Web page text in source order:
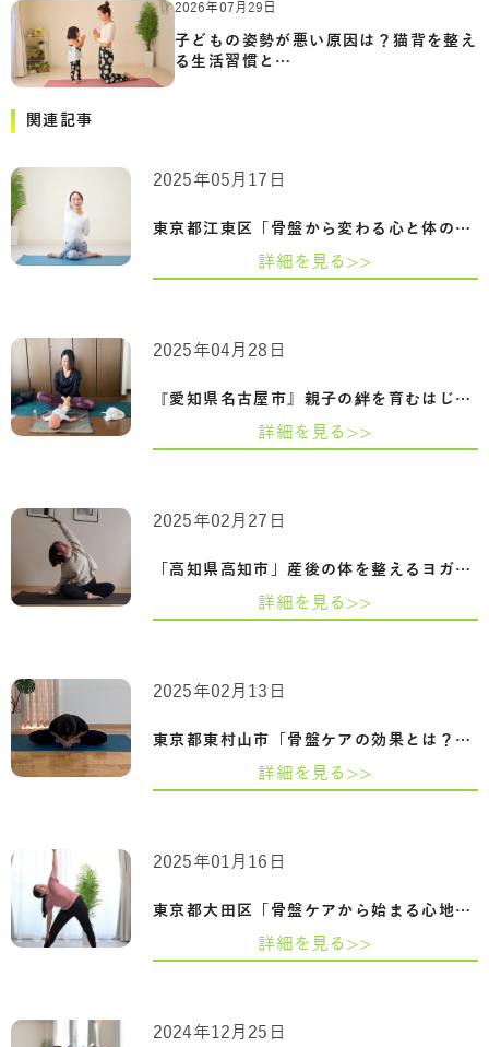
2026年07月29日
子どもの姿勢が悪い原因は？猫背を整え
る生活習慣と…
関連記事
東京都江東区「骨盤から変わる心と体の整…
2025年05月17日
詳細を見る>>
『愛知県名古屋市』親子の絆を育むはじめ…
2025年04月28日
詳細を見る>>
「高知県高知市」産後の体を整えるヨガ-骨…
2025年02月27日
詳細を見る>>
東京都東村山市「骨盤ケアの効果とは？姿…
2025年02月13日
詳細を見る>>
東京都大田区「骨盤ケアから始まる心地よ…
2025年01月16日
詳細を見る>>
2024年12月25日